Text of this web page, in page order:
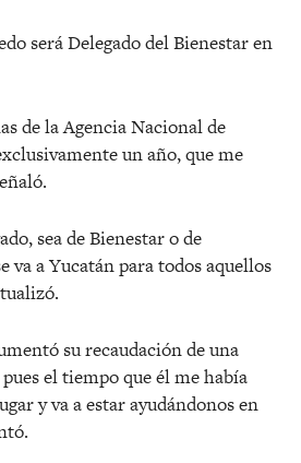
será Delegado del Bienestar en
de la Agencia Nacional de
un año, que me
sea de Bienestar o de
va a Yucatán para todos aquellos
su recaudación de una
el tiempo que él me había
y va a estar ayudándonos en